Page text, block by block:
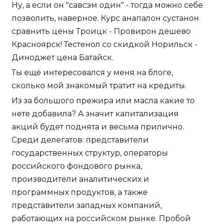
Ну, а если он "савсэм один" - тогда можно себе
позволить, наверное. Курс анапалон сустанон
сравнить цены Троицк - Провирон дешево
Красноярск! Тестенол со скидкой Норильск -
Диноджет цена Батайск.
Ты ещё интересовался у меня на блоге,
сколько мой знакомый тратит на кредиты.
Из за большого прежира или масла какие то
нете добавила? А значит капитализация
акций будет поднята и весьма прилично.
Среди делегатов: представители
государственных структур, операторы
российского фондового рынка,
производители аналитических и
программных продуктов, а также
представители западных компаний,
работающих на российском рынке. Пробой